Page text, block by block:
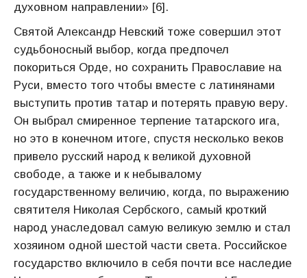
духовном направлении» [6].
Святой Александр Невский тоже совершил этот
судьбоносный выбор, когда предпочел
покориться Орде, но сохранить Православие на
Руси, вместо того чтобы вместе с латинянами
выступить против татар и потерять правую веру.
Он выбрал смиренное терпение татарского ига,
но это в конечном итоге, спустя несколько веков
привело русский народ к великой духовной
свободе, а также и к небывалому
государственному величию, когда, по выражению
святителя Николая Сербского, самый кроткий
народ унаследовал самую великую землю и стал
хозяином одной шестой части света. Российское
государство включило в себя почти все наследие